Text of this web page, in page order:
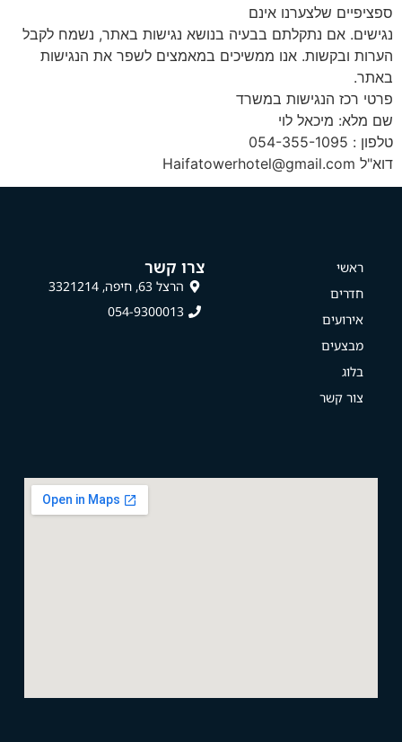
ספציפיים שלצערנו אינם
נגישים. אם נתקלתם בבעיה בנושא נגישות באתר, נשמח לקבל
הערות ובקשות. אנו ממשיכים במאמצים לשפר את הנגישות
באתר.
פרטי רכז הנגישות במשרד
שם מלא: מיכאל לוי
טלפון : 054-355-1095
דוא"ל Haifatowerhotel@gmail.com
ראשי
חדרים
אירועים
מבצעים
בלוג
צור קשר
צרו קשר
הרצל 63, חיפה, 3321214
054-9300013